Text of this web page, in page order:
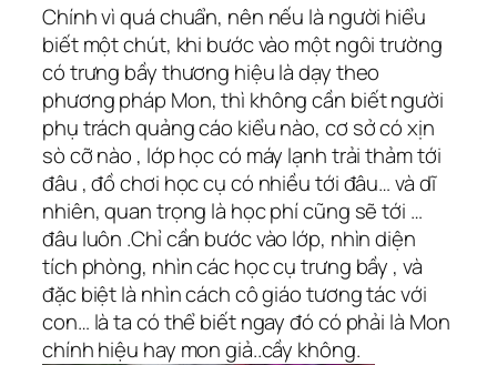
Chính vì quá chuẩn, nên nếu là người hiểu
biết một chút, khi bước vào một ngôi trường
có trưng bầy thương hiệu là dạy theo
phương pháp Mon, thì không cần biết người
phụ trách quảng cáo kiểu nào, cơ sở có xịn
sò cỡ nào , lớp học có máy lạnh trải thảm tới
đâu , đồ chơi học cụ có nhiều tới đâu… và dĩ
nhiên, quan trọng là học phí cũng sẽ tới …
đâu luôn .Chỉ cần bước vào lớp, nhìn diện
tích phòng, nhìn các học cụ trưng bầy , và
đặc biệt là nhìn cách cô giáo tương tác với
con… là ta có thể biết ngay đó có phải là Mon
chính hiệu hay mon giả..cầy không.